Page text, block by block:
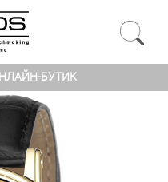
БУТИК